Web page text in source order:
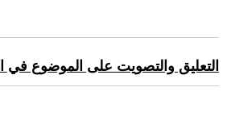
التعليق والتصويت على الموضوع في